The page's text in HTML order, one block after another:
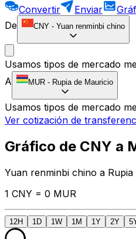
Convertir Enviar
De
CNY - Yuan renminbi chino
Usamos tipos de mercado
A
MUR - Rupia de Mauricio
Usamos tipos de mercado
Ver cotización de
Gráfico de CNY a
Yuan renminbi chino a
1 CNY = 0 MUR
12H 1D 1W 1M 1Y 2Y